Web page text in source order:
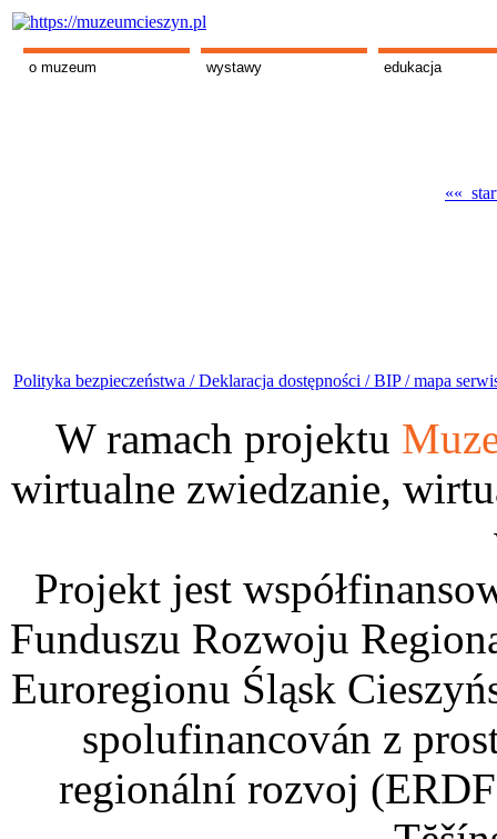
o muzeum wystawy edukacja
««
Polityka bezpieczeństwa /Deklaracja dostępności /BIP /mapa
W ramach projektu
wirtualne zwiedzanie,
Projekt jest
Funduszu Rozwoju
Euroregionu Śląsk
spolufinancován z
regionální rozvoj